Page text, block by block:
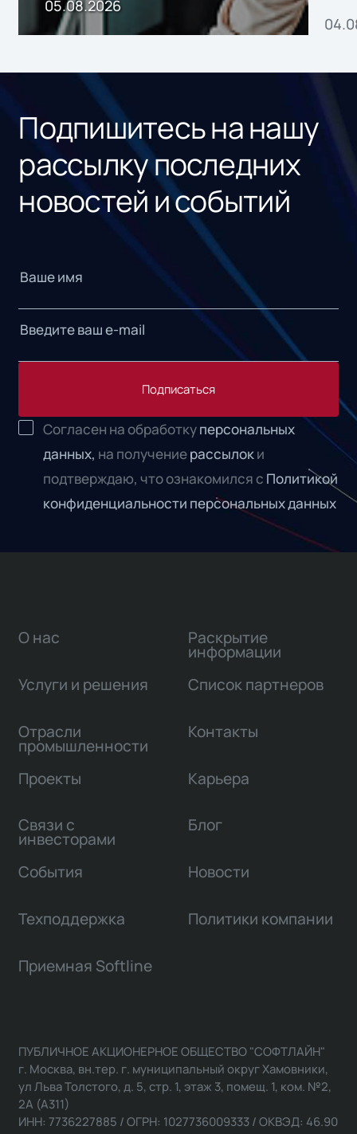
05.08.2026
Подпишитесь на нашу
рассылку последних
новостей и событий
Подписаться
Согласен на обработкуперсональных
данных, на получениерассылоки
подтверждаю, что ознакомился с Политикой
конфиденциальности персональных данных
О нас
Услуги и решения
Отрасли
промышленности
Проекты
Связи с
инвесторами
Раскрытие
информации
Список партнеров
Контакты
Карьера
Блог
События Новости
Техподдержка Политики компании
Приемная Softline
ПУБЛИЧНОЕ АКЦИОНЕРНОЕ ОБЩЕСТВО "СОФТЛАЙН"
г. Москва, вн.тер. г. муниципальный округ Хамовники,
ул Льва Толстого, д. 5, стр. 1, этаж 3, помещ. 1, ком. №2,
2А (А311)
ИНН: 7736227885 / ОГРН: 1027736009333 / ОКВЭД: 46.90